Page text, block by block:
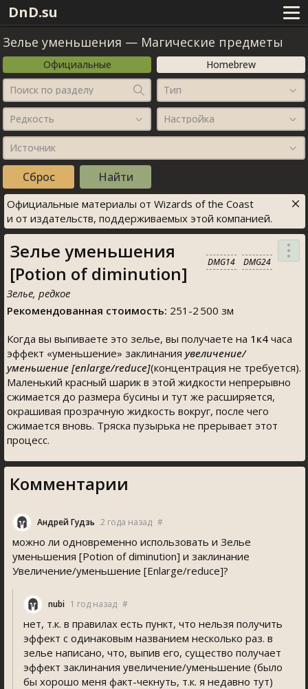
DnD.su
Зелье уменьшения — Магические предметы
Официальные
Homebrew
Поиск по разделу
Тип
Редкость Настройка
Источник
Официальные материалы от Wizards of the Coast
и от издательств, поддерживаемых этой компанией.
Зелье уменьшения
[Potion of diminution]
DMG14 DMG24
Зелье, редкое
Рекомендованная стоимость: 251-2 500 зм
Когда вы выпиваете это зелье, вы получаете на 1к4 часа
эффект «уменьшение» заклинания увеличение/
уменьшение [enlarge/reduce](концентрация не требуется).
Маленький красный шарик в этой жидкости непрерывно
сжимается до размера бусины и тут же расширяется,
окрашивая прозрачную жидкость вокруг, после чего
сжимается вновь. Тряска пузырька не прерывает этот
процесс.
Комментарии
Андрей Гудзь 2 года назад #
можно ли одновременно использовать и Зелье
уменьшения [Potion of diminution] и заклинание
Увеличение/уменьшение [Enlarge/reduce]?
nubi 1 год назад #
нет, т.к. в правилах есть пункт, что нельзя получить
эффект с одинаковым названием несколько раз. в
зелье написано, что, выпив его, существо получает
эффект заклинания увеличение/уменьшение (было
бы хорошо меня факт-чекнуть, т.к. я недавно тут)